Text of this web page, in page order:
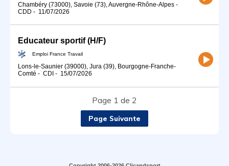
Chambéry (73000), Savoie (73), Auvergne-Rhône-Alpes -
CDD - 11/07/2026
Educateur sportif (H/F)
Emploi France Travail
Lons-le-Saunier (39000), Jura (39), Bourgogne-Franche-
Comté - CDI - 15/07/2026
Page 1 de 2
Page Suivante